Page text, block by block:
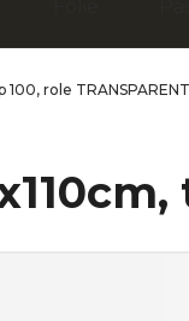
role TRANSPARENT